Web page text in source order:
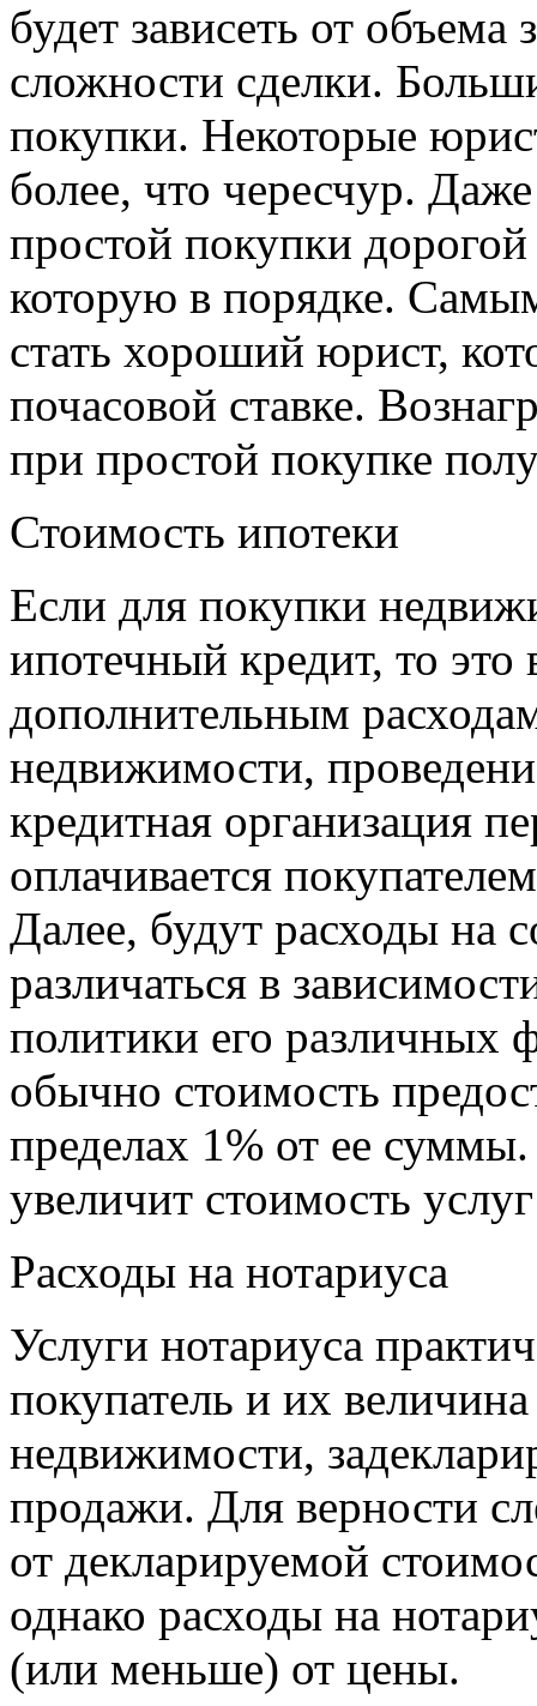
будет зависеть от объема
сложности сделки.
покупки. Некоторые
более, что чересчур.
простой покупки
которую в порядке.
стать хороший юрист,
почасовой ставке.
при простой покупке
Стоимость ипотеки
Если для покупки
ипотечный кредит, то это
дополнительным
недвижимости,
кредитная организация
оплачивается
Далее, будут расходы на
различаться в
политики его различных
обычно стоимость
пределах 1% от ее
увеличит стоимость
Расходы на нотариуса
Услуги нотариуса
покупатель и их
недвижимости,
продажи. Для верности
от декларируемой
однако расходы на
(или меньше) от цены.